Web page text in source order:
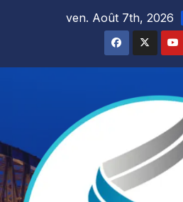
ven. Août 7th, 2026